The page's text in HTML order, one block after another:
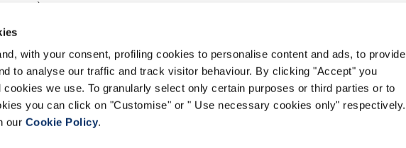
with your consent, profiling cookies to personalise content and ads, to provide
to analyse our traffic and track visitor behaviour. By clicking "Accept" you
we use. To granularly select only certain purposes or third parties or to
you can click on "Customise" or " Use necessary cookies only" respectively.
our Cookie Policy.
zu lesen.
Rückgabe veranlassen